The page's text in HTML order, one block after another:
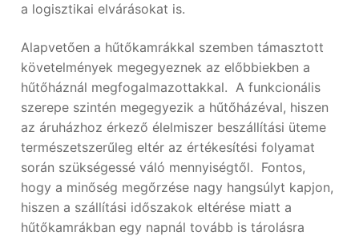
a logisztikai elvárásokat is.
Alapvetően a hűtőkamrákkal szemben támasztott
követelmények megegyeznek az előbbiekben a
hűtőháznál megfogalmazottakkal. A funkcionális
szerepe szintén megegyezik a hűtőházéval, hiszen
az áruházhoz érkező élelmiszer beszállítási üteme
természetszerűleg eltér az értékesítési folyamat
során szükségessé váló mennyiségtől. Fontos,
hogy a minőség megőrzése nagy hangsúlyt kapjon,
hiszen a szállítási időszakok eltérése miatt a
hűtőkamrákban egy napnál tovább is tárolásra